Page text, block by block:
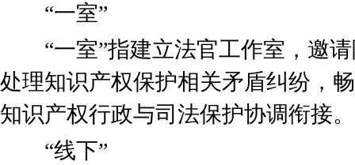
“一室”
“一室”指建立法官工作室，邀请
处理知识产权保护相关矛盾纠纷，
知识产权行政与司法保护协调衔接。
“线下”